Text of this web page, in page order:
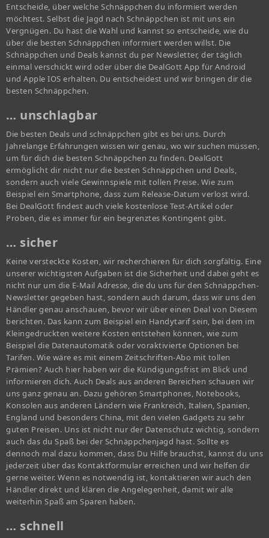
Entscheide, über welche Schnäppchen du informiert werden
möchtest. Selbst die Jagd nach Schnäppchen ist mit uns ein
Vergnügen. Du hast die Wahl und kannst so entscheide, wie du
über die besten Schnäppchen informiert werden willst. Die
Schnäppchen und Deals kannst du per Newsletter, der täglich
einmal verschickt wird oder über die DealGott App für Android
und Apple IOS erhalten. Du entscheidest und wir bringen dir die
besten Schnäppchen.
… unschlagbar
Die besten Deals und schnäppchen gibt es bei uns. Durch
Jahrelange Erfahrungen wissen wir genau, wo wir suchen müssen,
um für dich die besten Schnäppchen zu finden. DealGott
ermöglicht dir nicht nur die besten Schnäppchen und Deals,
sondern auch viele Gewinnspiele mit tollen Preise. Wie zum
Beispiel ein Smartphone, dass zum Release-Datum verlost wird.
Bei DealGott findest auch viele kostenlose Test-Artikel oder
Proben, die es immer für ein begrenztes Kontingent gibt.
… sicher
Keine versteckte Kosten, wir recherchieren für dich sorgfältig. Eine
unserer wichtigsten Aufgaben ist die Sicherheit und dabei geht es
nicht nur um die E-Mail Adresse, die du uns für den Schnäppchen-
Newsletter gegeben hast, sondern auch darum, dass wir uns den
Händler genau anschauen, bevor wir über einen Deal von Diesem
berichten. Das kann zum Beispiel ein Handytarif sein, bei dem im
Kleingedruckten weitere Kosten entstehen können, wie zum
Beispiel die Datenautomatik oder voraktivierte Optionen bei
Tarifen. Wie wäre es mit einem Zeitschriften-Abo mit tollen
Prämien? Auch hier haben wir die Kündigungsfrist im Blick und
informieren dich. Auch Deals aus anderen Bereichen schauen wir
uns ganz genau an. Dazu gehören Smartphones, Notebooks,
Konsolen aus anderen Ländern wie Frankreich, Italien, Spanien,
England und besonders China, mit den vielen Gadgets zu sehr
guten Preisen. Uns ist nicht nur der Datenschutz wichtig, sondern
auch das du Spaß bei der Schnäppchenjagd hast. Sollte es
dennoch mal dazu kommen, dass Du Hilfe brauchst, kannst du uns
jederzeit über das Kontaktformular erreichen und wir helfen dir
gerne weiter. Wenn es notwendig ist, kontaktieren wir auch den
Händler direkt und klären die Angelegenheit, damit wir alle
weiterhin Spaß am Sparen haben.
… schnell